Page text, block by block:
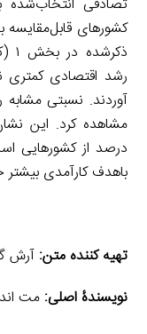
تصادفی انتخاب‌شده
رشد اقتصادی
درصد از کشورهایی
باهدف کارآمدی
تهیه کننده متن: آرش
نویسندۀ اصلی: مت